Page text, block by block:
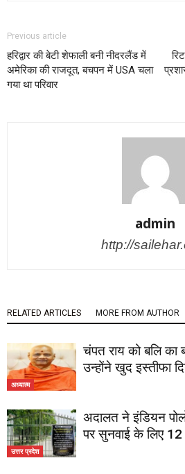
Previous article
हरिद्वार की बेटी शेफाली बनी नीदरलैंड में
अमेरिका की राजदूत, बचपन में USA चला
गया था परिवार
admin
http://
RELATED ARTICLES MORE FROM AUTHOR
अध्यात्म
चंपत राय को बलि का
उन्होंने खुद इस्तीफा
उत्तर प्रदेश
अदालत ने इंडियन
पर सुनवाई के लिए